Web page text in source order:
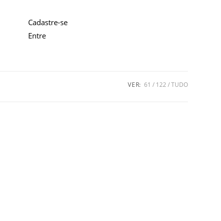
Cadastre-se
Entre
VER: 61 122 TUDO